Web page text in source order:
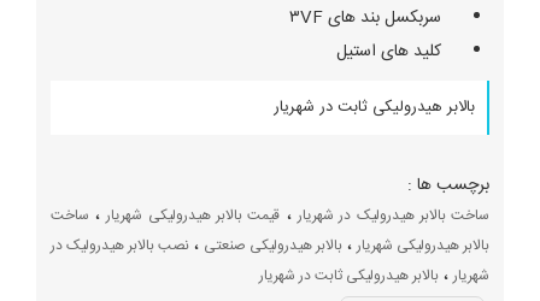
سربکسل بند های ۳VF
کلید های استیل
بالابر هیدرولیکی ثابت در شهریار
برچسب ها :
ساخت بالابر هیدرولیک در شهریار، قیمت بالابر هیدرولیکی شهریار، ساخت
بالابر هیدرولیکی شهریار، بالابر هیدرولیکی صنعتی ،نصب بالابر هیدرولیک در
شهریار، بالابر هیدرولیکی ثابت در شهریار